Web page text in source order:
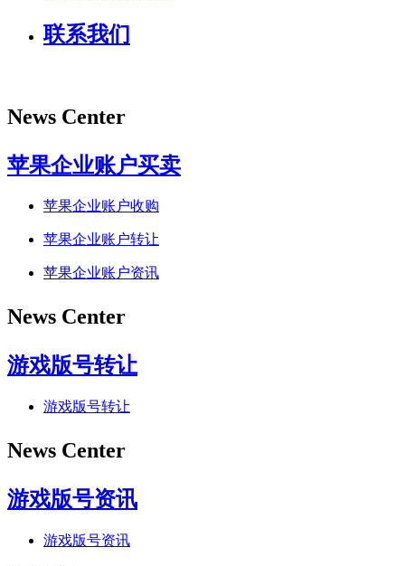
联系我们
News Center
苹果企业账户买卖
苹果企业账户收购
苹果企业账户转让
苹果企业账户资讯
News Center
游戏版号转让
游戏版号转让
News Center
游戏版号资讯
游戏版号资讯